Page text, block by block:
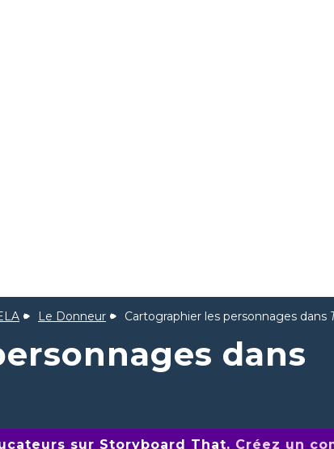
Le Donneur Cartographier les personnages dans
dans
sur Storyboard That. Créez un